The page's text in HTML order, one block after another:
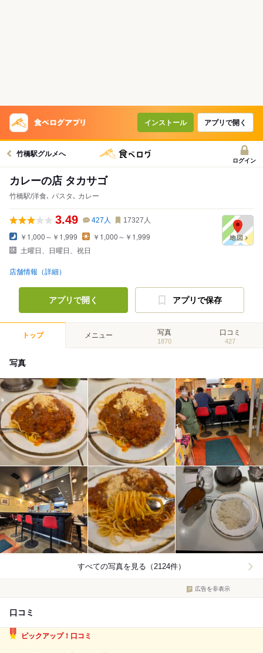
インストール アプリで開く
竹橋駅グルメへ
ログイン
カレーの店 タカサゴ
竹橋駅/洋食､ パスタ､ カレー
3.49 427 人 17327 人
￥1,000～￥1,999
￥1,000～￥1,999
土曜日、日曜日、祝日
店舗情報（詳細）
アプリで開く アプリで保存
トップ メニュー 写真
1870
口コミ
427
写真
すべての写真を見る（2124件）
広告を非表示
口コミ
ピックアップ！口コミ